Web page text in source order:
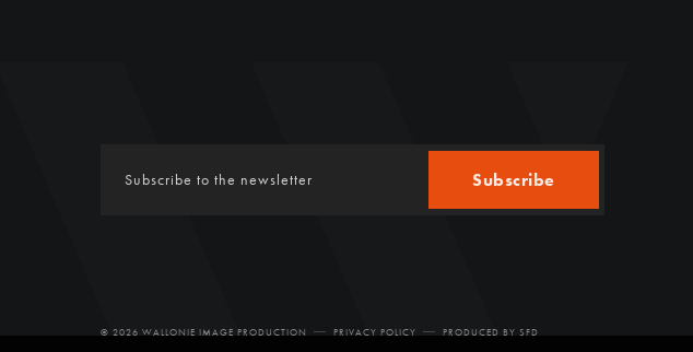
Subscribe
© 2026 WALLONIE IMAGE PRODUCTION PRIVACY POLICY PRODUCED BY SFD